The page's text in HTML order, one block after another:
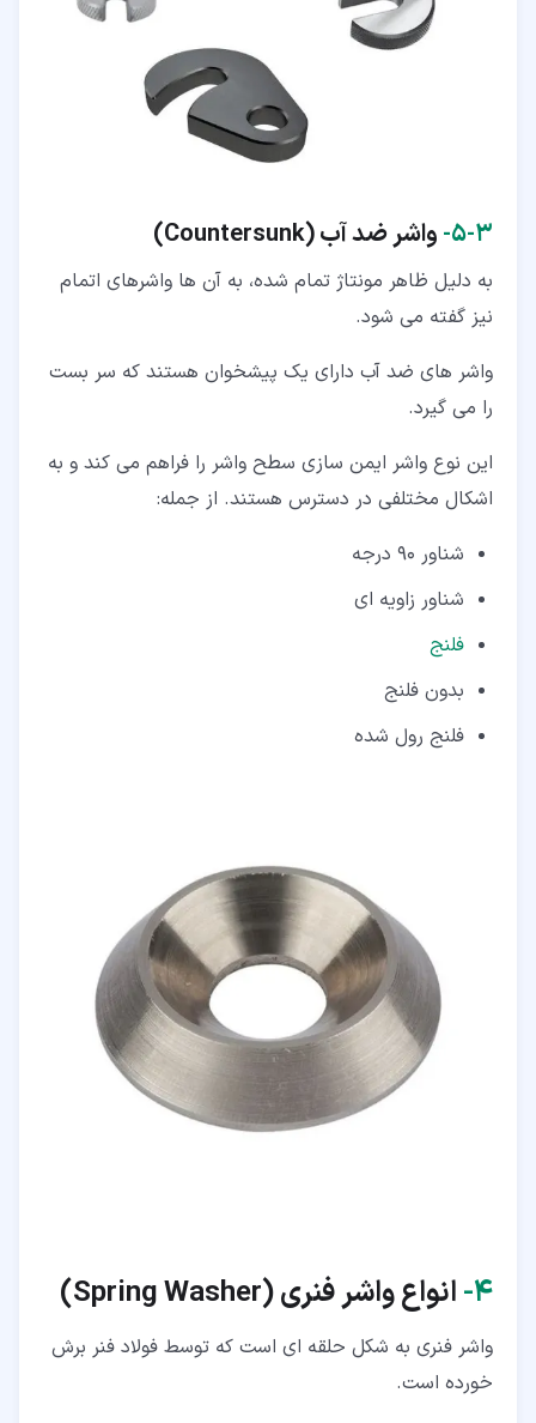
۳‏-‏۵‏- واشر ضد آب (Countersunk
)
به دلیل ظاهر مونتاژ تمام شده، به آن ها واشرهای اتمام
نیز گفته می شود.
واشر های ضد آب دارای یک پیشخوان هستند که سر بست
را می گیرد.
این نوع واشر ایمن سازی سطح واشر را فراهم می کند و به
اشکال مختلفی در دسترس هستند. از جمله:
شناور 90 درجه
شناور زاویه ای
فلنج
بدون فلنج
فلنج رول شده
۴‏- انواع واشر فنری (Spring Washer
)
واشر فنری به شکل حلقه ای است که توسط فولاد فنر برش
خورده است.